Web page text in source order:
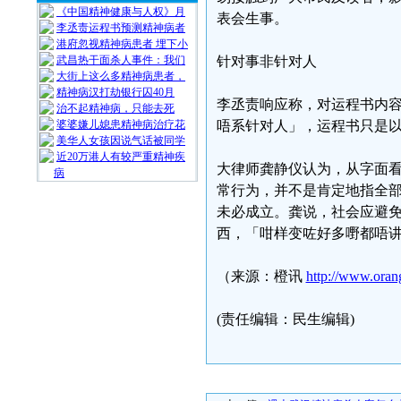
《中国精神健康与人权》月
李丞责运程书预测精神病者
港府忽视精神病患者 埋下小
武昌热干面杀人事件：我们
大街上这么多精神病患者，
精神病汉打劫银行囚40月
治不起精神病，只能去死
婆婆嫌儿媳患精神病治疗花
美华人女孩因说气话被同学
近20万港人有较严重精神疾
病
表会生事。
针对事非针对人
李丞责响应称，对运程书内
唔系针对人」，运程书只是
大律师龚静仪认为，从字面
常行为，并不是肯定地指全
未必成立。龚说，社会应避
西，「咁样变咗好多嘢都唔
（来源：橙讯 http://
(责任编辑：民生编辑)